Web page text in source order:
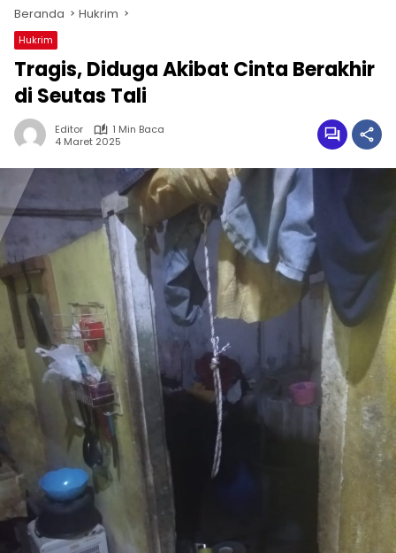
Beranda Hukrim
Hukrim
Tragis, Diduga Akibat Cinta Berakhir
di Seutas Tali
Editor
1 Min Baca
4 Maret 2025